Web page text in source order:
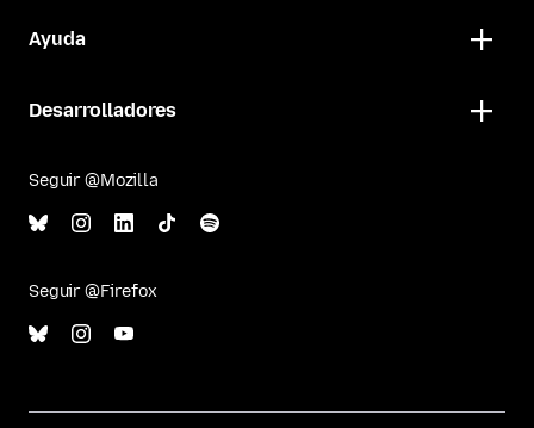
Ayuda
Desarrolladores
Seguir @Mozilla
Seguir @Firefox